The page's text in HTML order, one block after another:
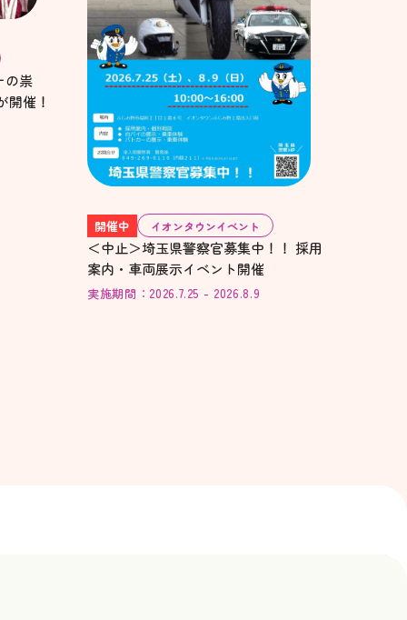
の祟
開催！
開催中 イオンタウンイベント
＜中止＞埼玉県警察官募集中！！ 採用
案内・車両展示イベント開催
実施期間：2026.7.25 - 2026.8.9